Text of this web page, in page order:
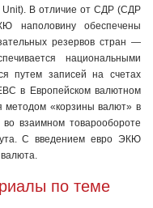
В отличие от СДР (СДР
наполовину обеспечены
резервов стран —
национальными
путем записей на счетах
в Европейском валютном
методом «корзины валют» в
взаимном товарообороте
С введением евро ЭКЮ
валюта.
по теме